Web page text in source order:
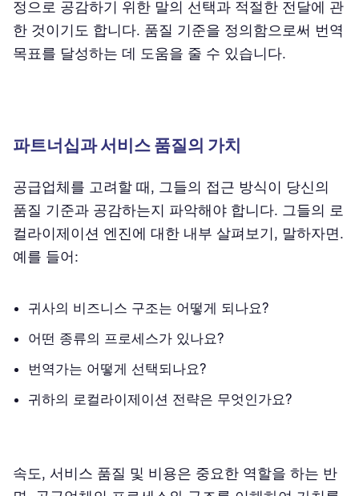
정으로 공감하기 위한 말의 선택과 적절한 전달에 관
한 것이기도 합니다. 품질 기준을 정의함으로써 번역
목표를 달성하는 데 도움을 줄 수 있습니다.
파트너십과 서비스 품질의 가치
공급업체를 고려할 때, 그들의 접근 방식이 당신의
품질 기준과 공감하는지 파악해야 합니다. 그들의 로
컬라이제이션 엔진에 대한 내부 살펴보기, 말하자면.
예를 들어:
귀사의 비즈니스 구조는 어떻게 되나요?
어떤 종류의 프로세스가 있나요?
번역가는 어떻게 선택되나요?
귀하의 로컬라이제이션 전략은 무엇인가요?
속도, 서비스 품질 및 비용은 중요한 역할을 하는 반